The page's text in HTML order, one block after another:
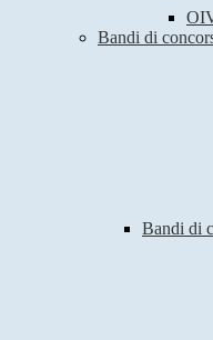
Bandi di
Bandi di